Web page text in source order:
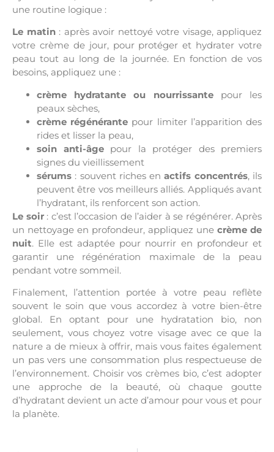
une routine logique :
Le matin: après avoir nettoyé votre visage, appliquez
votre crème de jour, pour protéger et hydrater votre
peau tout au long de la journée. En fonction de vos
besoins, appliquez une :
crème hydratante ou nourrissantepour les
peaux sèches,
crème régénérante pour limiter l’apparition des
rides et lisser la peau,
soin anti-âgepour la protéger des premiers
signes du vieillissement
sérums : souvent riches enactifs concentrés, ils
peuvent être vos meilleurs alliés. Appliqués avant
l’hydratant, ils renforcent son action.
Le soir: c’est l’occasion de l’aider à se régénérer. Après
un nettoyage en profondeur, appliquez une crème de
nuit. Elle est adaptée pour nourrir en profondeur et
garantir une régénération maximale de la peau
pendant votre sommeil.
Finalement, l’attention portée à votre peau reflète
souvent le soin que vous accordez à votre bien-être
global. En optant pour une hydratation bio, non
seulement, vous choyez votre visage avec ce que la
nature a de mieux à offrir, mais vous faites également
un pas vers une consommation plus respectueuse de
l’environnement. Choisir vos crèmes bio, c’est adopter
une approche de la beauté, où chaque goutte
d’hydratant devient un acte d’amour pour vous et pour
la planète.